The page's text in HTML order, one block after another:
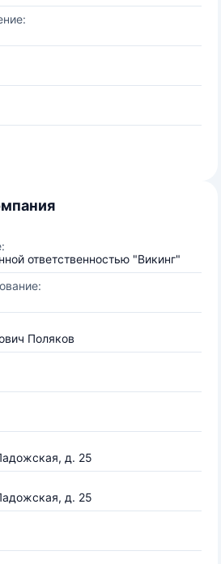
ответственностью "Викинг"
Поляков
д. 25
д. 25